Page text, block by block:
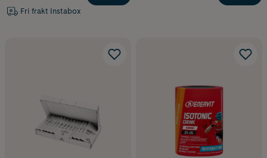
Fri frakt Instabox